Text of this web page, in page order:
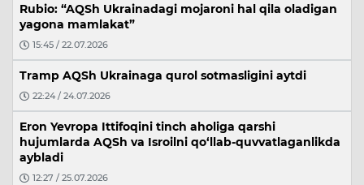
Rubio: “AQSh Ukrainadagi mojaroni hal qila oladigan
yagona mamlakat”
15:45 / 22.07.2026
Tramp AQSh Ukrainaga qurol sotmasligini aytdi
22:24 / 24.07.2026
Eron Yevropa Ittifoqini tinch aholiga qarshi
hujumlarda AQSh va Isroilni qo‘llab-quvvatlaganlikda
aybladi
12:27 / 25.07.2026